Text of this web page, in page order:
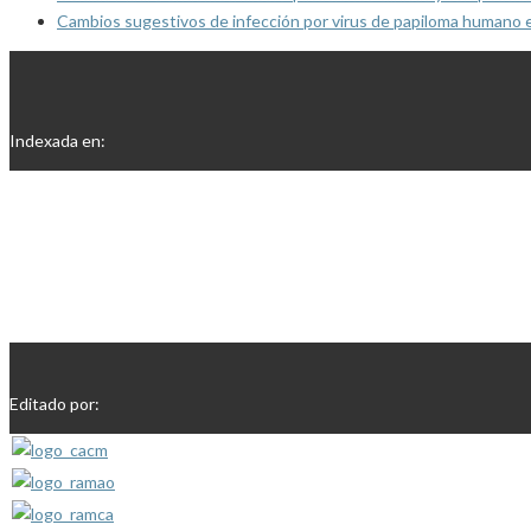
Cambios sugestivos de infección por virus de papiloma
Indexada en:
Editado por: